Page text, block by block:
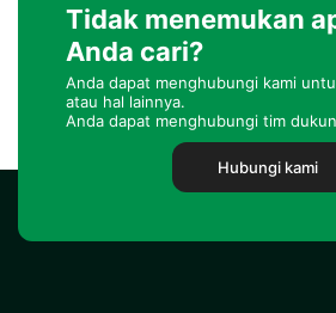
Tidak menemukan
Anda cari?
Anda dapat menghubungi kami
atau hal lainnya.
Anda dapat menghubungi tim
Hubungi kami